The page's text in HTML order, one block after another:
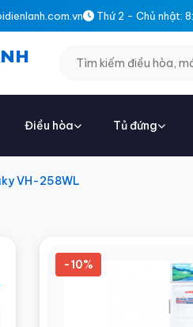
Thứ 2 - Chủ nhật:
Điều hòa Tủ đứng
VH-258WL
-10%